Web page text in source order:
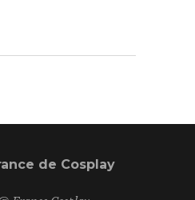
de Cosplay